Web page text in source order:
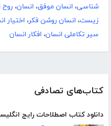
کتاب‌های تصادفی
دانلود کتاب اصطلاحات رایج
شناسی، انسان موفق، انسان‌، روح
زیست، انسان روشن فکر، اختیار
سیر تکاملی انسان، افکار انسان